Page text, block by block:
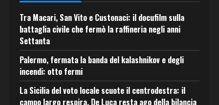
Tra Macari, San Vito e Custonaci: il docufilm sulla
battaglia civile che fermò la raffineria negli anni
Settanta
Palermo, fermata la banda del kalashnikov e degli
incendi: otto fermi
La Sicilia del voto locale scuote il centrodestra: il
campo largo respira, De Luca resta ago della bilancia